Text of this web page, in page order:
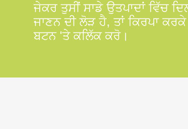
ਜੇਕਰ ਤੁਸੀਂ ਸਾਡੇ ਉਤਪਾਦਾਂ ਵਿੱਚ
ਜਾਣਨ ਦੀ ਲੋੜ ਹੈ, ਤਾਂ ਕਿਰਪਾ
ਬਟਨ 'ਤੇ ਕਲਿੱਕ ਕਰੋ।